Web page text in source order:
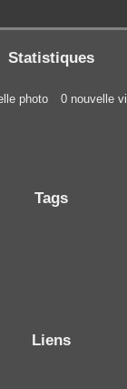
Statistiques
photo 0 nouvelle
Tags
Liens